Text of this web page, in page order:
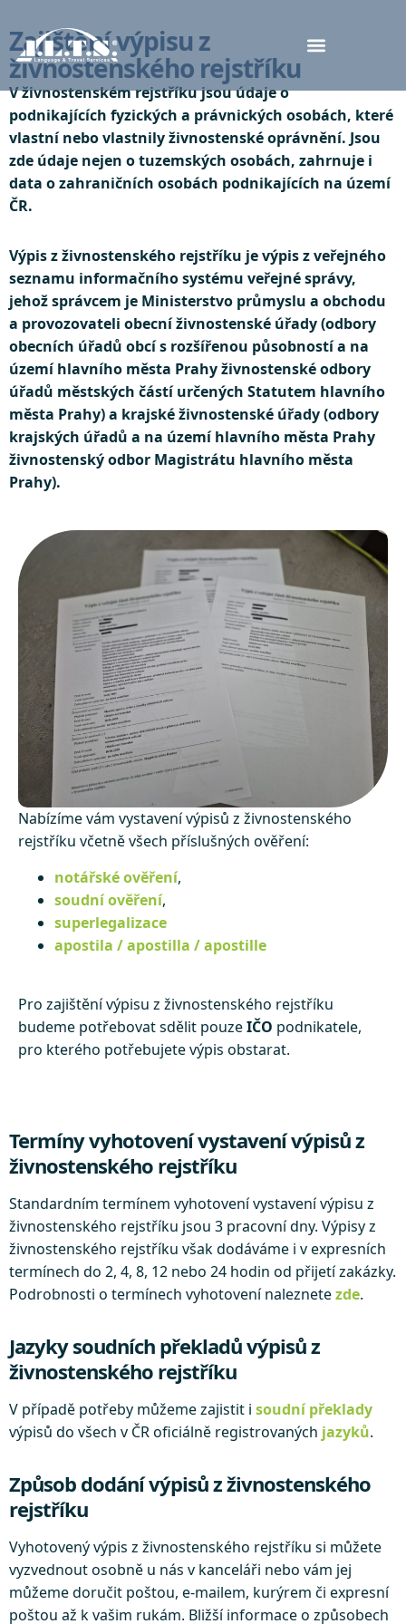
Zajištění výpisu z
živnostenského rejstříku
V živnostenském rejstříku jsou údaje o
podnikajících fyzických a právnických osobách, které
vlastní nebo vlastnily živnostenské oprávnění. Jsou
zde údaje nejen o tuzemských osobách, zahrnuje i
data o zahraničních osobách podnikajících na území
ČR.
Výpis z živnostenského rejstříku je výpis z veřejného
seznamu informačního systému veřejné správy,
jehož správcem je Ministerstvo průmyslu a obchodu
a provozovateli obecní živnostenské úřady (odbory
obecních úřadů obcí s rozšířenou působností a na
území hlavního města Prahy živnostenské odbory
úřadů městských částí určených Statutem hlavního
města Prahy) a krajské živnostenské úřady (odbory
krajských úřadů a na území hlavního města Prahy
živnostenský odbor Magistrátu hlavního města
Prahy).
Nabízíme vám vystavení výpisů z živnostenského
rejstříku včetně všech příslušných ověření:
notářské ověření,
soudní ověření,
superlegalizace
apostila / apostilla / apostille
Pro zajištění výpisu z živnostenského rejstříku
budeme potřebovat sdělit pouzeIČO podnikatele,
pro kterého potřebujete výpis obstarat.
Termíny vyhotovení vystavení výpisů z
živnostenského rejstříku
Standardním termínem vyhotovení vystavení výpisu z
živnostenského rejstříku jsou 3 pracovní dny. Výpisy z
živnostenského rejstříku však dodáváme i v expresních
termínech do 2, 4, 8, 12 nebo 24 hodin od přijetí zakázky.
Podrobnosti o termínech vyhotovení naleznetezde.
Jazyky soudních překladů výpisů z
živnostenského rejstříku
V případě potřeby můžeme zajistit i soudní překlady
výpisů do všech v ČR oficiálně registrovaných jazyků.
Způsob dodání výpisů z živnostenského
rejstříku
Vyhotovený výpis z živnostenského rejstříku si můžete
vyzvednout osobně u nás v kanceláři nebo vám jej
můžeme doručit poštou, e-mailem, kurýrem či expresní
poštou až k vašim rukám. Bližší informace o způsobech